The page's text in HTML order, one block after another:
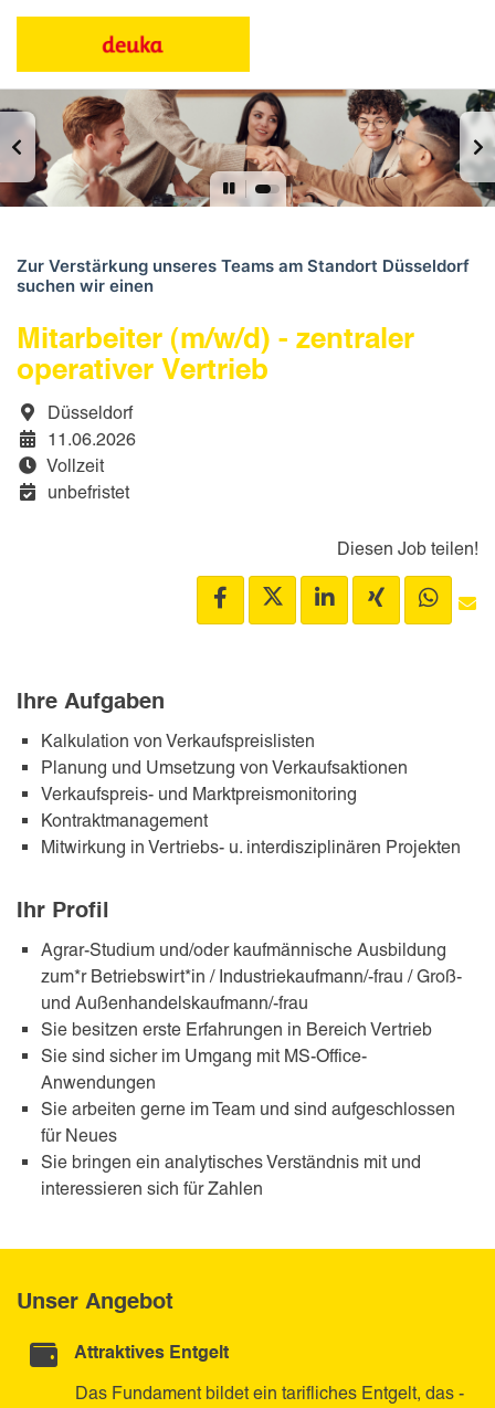
Mitarbeiter (m/w/d) - zentraler
operativer Vertrieb
Düsseldorf
11.06.2026
Vollzeit
unbefristet
Diesen Job teilen!
Zur Verstärkung unseres Teams am Standort Düsseldorf
suchen wir einen
Ihre Aufgaben
Kalkulation von Verkaufspreislisten
Planung und Umsetzung von Verkaufsaktionen
Verkaufspreis- und Marktpreismonitoring
Kontraktmanagement
Mitwirkung in Vertriebs- u. interdisziplinären Projekten
Ihr Profil
Agrar-Studium und/oder kaufmännische Ausbildung
zum*r Betriebswirt*in / Industriekaufmann/-frau / Groß-
und Außenhandelskaufmann/-frau
Sie besitzen erste Erfahrungen in Bereich Vertrieb
Sie sind sicher im Umgang mit MS-Office-
Anwendungen
Sie arbeiten gerne im Team und sind aufgeschlossen
für Neues
Sie bringen ein analytisches Verständnis mit und
interessieren sich für Zahlen
Unser Angebot
Attraktives Entgelt
Das Fundament bildet ein tarifliches Entgelt, das -